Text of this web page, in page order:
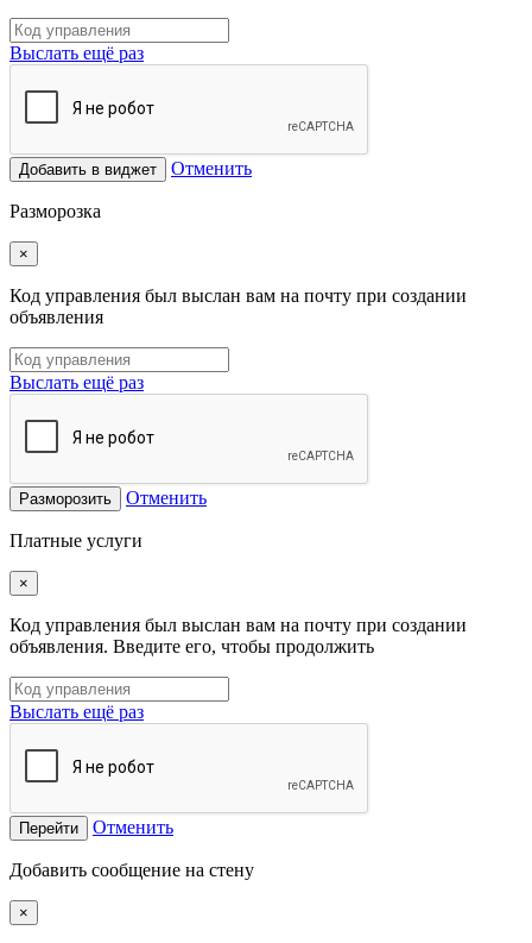
Выслать ещё раз
Добавить в виджет Отменить
Разморозка
×
Код управления был выслан вам на почту при создании
объявления
Выслать ещё раз
Разморозить Отменить
Платные услуги
×
Код управления был выслан вам на почту при создании
объявления. Введите его, чтобы продолжить
Выслать ещё раз
Перейти Отменить
Добавить сообщение на стену
×